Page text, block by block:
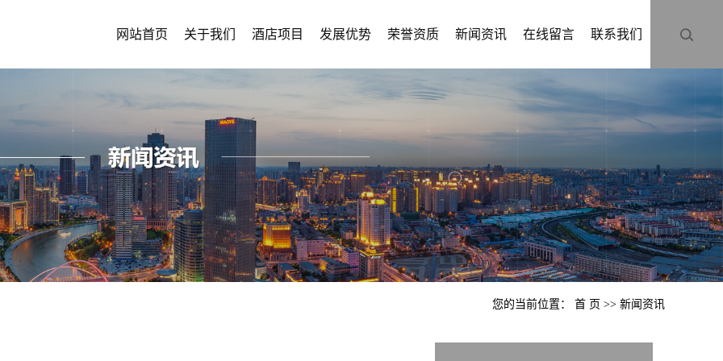
网站首页 关于我们 酒店项目 发展优势 荣誉资质 新闻资讯 在线留言 联系我们
您的当前位置： 首 页 >> 新闻资讯